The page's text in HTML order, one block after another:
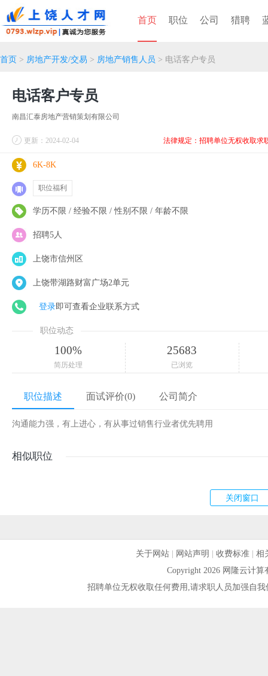
首页 职位 公司 猎聘
首页 > 房地产开发/交易 > 房地产销售人员 > 电话客户专员
电话客户专员
南昌汇泰房地产营销策划有限公司
更新：2024-02-04 法律规定：招聘单位无权收取求
6K-8K
职位福利
学历不限 / 经验不限 / 性别不限 / 年龄不限
招聘5人
上饶市信州区
上饶带湖路财富广场2单元
登录即可查看企业联系方式
职位动态
100%
简历处理
25683
已浏览
职位描述 面试评价(0) 公司简介
沟通能力强，有上进心，有从事过销售行业者优先聘用
相似职位
关于网站 网站声明 |收费标准 |相
Copyright 2026 网隆云计
招聘单位无权收取任何费用,请求职人员加强自